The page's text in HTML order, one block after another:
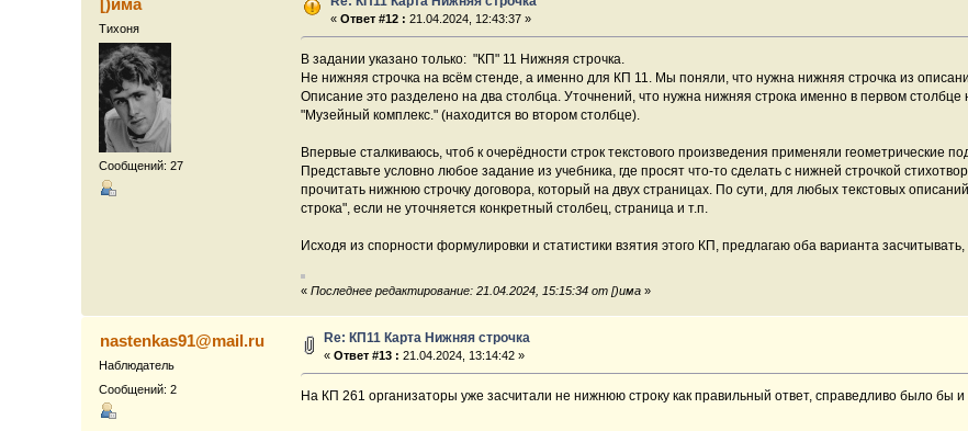
[)има
Тихоня
Сообщений: 27
«Ответ #12 : 21.04.2024, 12:43:37 »
В задании указано только: "КП" 11 Нижняя строчка.
Не нижняя строчка на всём стенде, а именно для КП 11. Мы поняли, что нужна нижняя строчка из
Описание это разделено на два столбца. Уточнений, что нужна нижняя строка именно в первом
"Музейный комплекс." (находится во втором столбце).
Впервые сталкиваюсь, чтоб к очерёдности строк текстового произведения применяли геометрические
Представьте условно любое задание из учебника, где просят что-то сделать с нижней строчкой
прочитать нижнюю строчку договора, который на двух страницах. По сути, для любых текстовых
строка", если не уточняется конкретный столбец, страница и т.п.
Исходя из спорности формулировки и статистики взятия этого КП, предлагаю оба варианта
«Последнее редактирование: 21.04.2024, 15:15:34 от [)има »
nastenkas91@mail.ru
Наблюдатель
Сообщений: 2
Re: КП11 Карта Нижняя строчка
«Ответ #13 : 21.04.2024, 13:14:42 »
На КП 261 организаторы уже засчитали не нижнюю строку как правильный ответ, справедливо было бы